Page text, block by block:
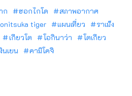
ก ฮอกไกโด
สภาพอากาศ
onitsuka tiger แผนเที่ยว
ราเม็ง
เกียวโต โอกินาว่า
โตเกียว
นเยน คามิโคจิ